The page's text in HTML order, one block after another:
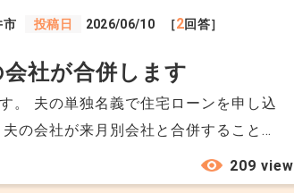
市 投稿日 2026/06/10 ［2回答］
社が合併します
。 夫の単独名義で住宅ローンを申し込
すが、会社名や給与の支払元が変わる
209 view